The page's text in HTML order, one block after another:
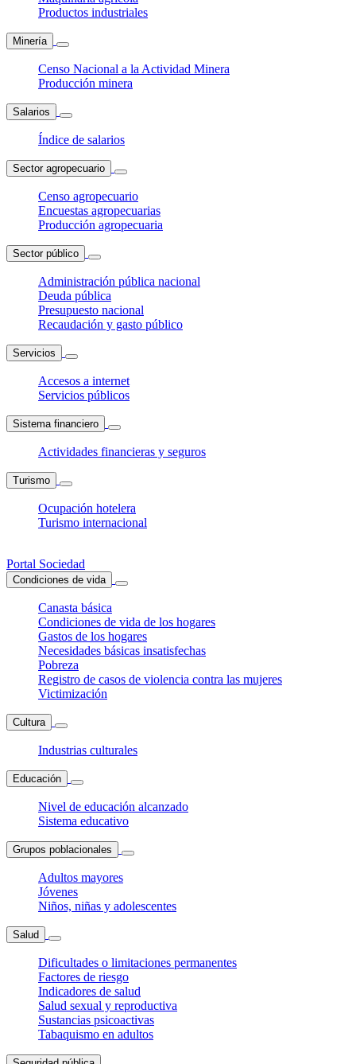
Productos industriales
Minería
Censo Nacional a la Actividad Minera
Producción minera
Salarios
Índice de salarios
Sector agropecuario
Censo agropecuario
Encuestas agropecuarias
Producción agropecuaria
Sector público
Administración pública nacional
Deuda pública
Presupuesto nacional
Recaudación y gasto público
Servicios
Accesos a internet
Servicios públicos
Sistema financiero
Actividades financieras y seguros
Turismo
Ocupación hotelera
Turismo internacional
Portal Sociedad
Condiciones de vida
Canasta básica
Condiciones de vida de los hogares
Gastos de los hogares
Necesidades básicas insatisfechas
Pobreza
Registro de casos de violencia contra las mujeres
Victimización
Cultura
Industrias culturales
Educación
Nivel de educación alcanzado
Sistema educativo
Grupos poblacionales
Adultos mayores
Jóvenes
Niños, niñas y adolescentes
Salud
Dificultades o limitaciones permanentes
Factores de riesgo
Indicadores de salud
Salud sexual y reproductiva
Sustancias psicoactivas
Tabaquismo en adultos